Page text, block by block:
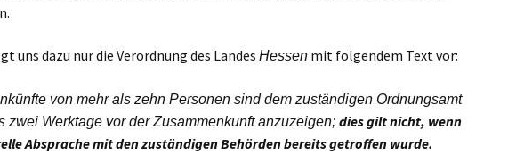
Bistum Limburg (ext.
Caritas Frankfurt (ext.
Link)
Gemeindehäuser
Kirche Mariä Himmelfahrt
Das Pfarrhaus
Vermietungen
Vorschau
uns dazu nur die Verordnung des Landes Hessen mit folgendem Text vor:
von mehr als zehn Personen sind dem zuständigen Ordnungsamt
zwei Werktage vor der Zusammenkunft anzuzeigen; dies gilt nicht, wenn
Absprache mit den zuständigen Behörden bereits getroffen wurde.